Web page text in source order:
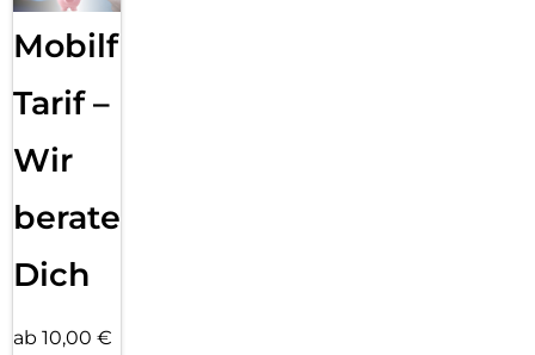
Mobilfunk
Tarif –
Wir
beraten
Dich
ab 10,00 €